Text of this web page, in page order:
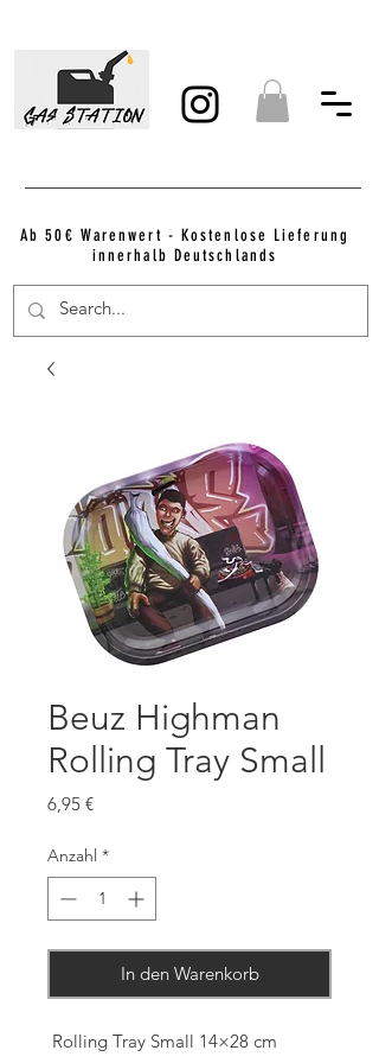
Ab 50€ Warenwert - Kostenlose Lieferung
innerhalb Deutschlands
Beuz Highman
Rolling Tray Small
6,95 €Preis
Anzahl *
In den Warenkorb
Rolling Tray Small 14×28 cm